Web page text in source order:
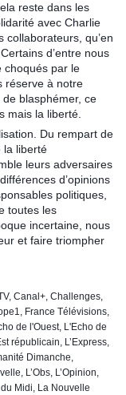
reste dans les
avec Charlie
collaborateurs, qu’en
d’entre nous
choqués par le
réserve à notre
blasphémer, ce
mais la liberté.
Du rempart de
la liberté
leurs adversaires
d’opinions
politiques,
toutes les
incertaine, nous
et faire triompher
Canal+, Challenges,
France Télévisions,
de l'Ouest, L'Echo de
républicain, L’Express,
Dimanche,
L’Obs, L’Opinion,
Midi, La Nouvelle